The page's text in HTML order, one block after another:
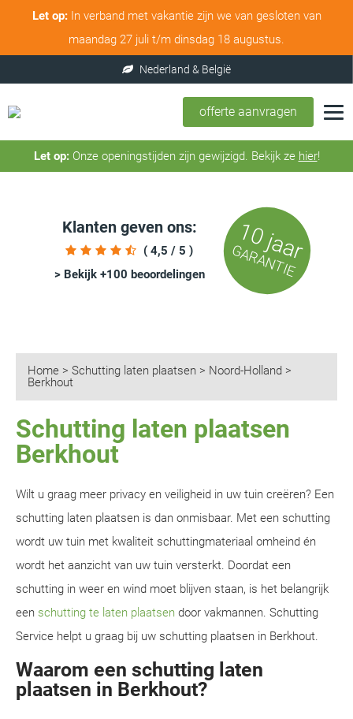
Let op:In verband met vakantie zijn we van gesloten van
maandag 27 juli t/m dinsdag 18 augustus.
offerte aanvragen
Let op:Onze openingstijden zijn gewijzigd. Bekijk ze hier!
Klanten geven ons:
( 4,5 / 5 )
> Bekijk +100 beoordelingen
10 jaar
GARANTIE
Home > Schutting laten plaatsen > Noord-Holland >
Berkhout
Schutting laten plaatsen
Berkhout
Wilt u graag meer privacy en veiligheid in uw tuin creëren? Een
schutting laten plaatsen is dan onmisbaar. Met een schutting
wordt uw tuin met kwaliteit schuttingmateriaal omheind én
wordt het aanzicht van uw tuin versterkt. Doordat een
schutting in weer en wind moet blijven staan, is het belangrijk
een schutting te laten plaatsen door vakmannen. Schutting
Service helpt u graag bij uw schutting plaatsen in Berkhout.
Waarom een schutting laten
plaatsen in Berkhout?